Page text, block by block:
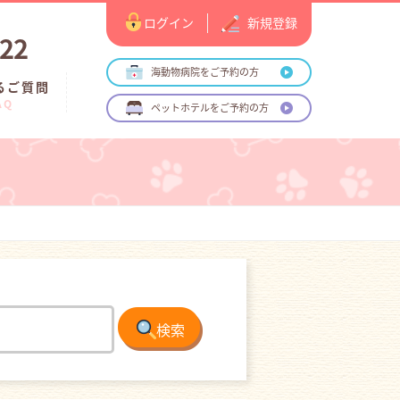
ご質問
ログイン 新規登録
海動物病院をご予約の方
ペットホテルをご予約の方
検索